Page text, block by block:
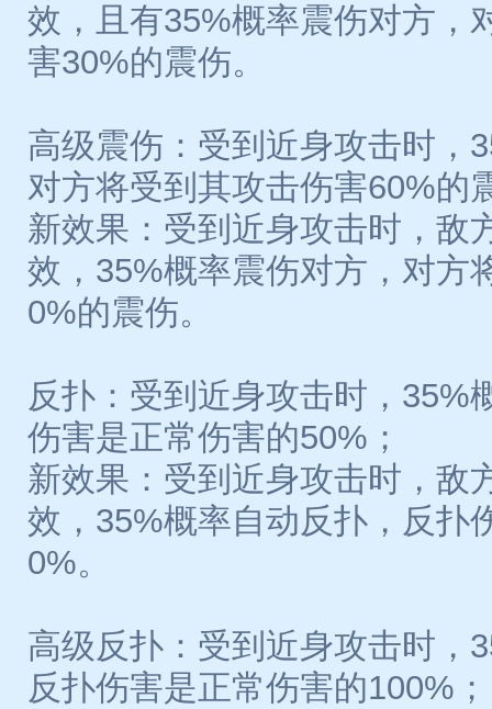
效，且有35%概率震伤对方，
害30%的震伤。
高级震伤：受到近身攻击时，
对方将受到其攻击伤害60%的
新效果：受到近身攻击时，敌
效，35%概率震伤对方，对方
0%的震伤。
反扑：受到近身攻击时，35%
伤害是正常伤害的50%；
新效果：受到近身攻击时，敌
效，35%概率自动反扑，反扑
0%。
高级反扑：受到近身攻击时，
反扑伤害是正常伤害的100%；